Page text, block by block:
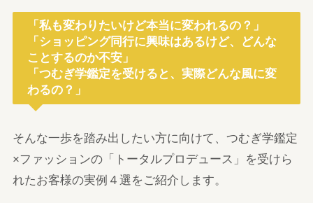
「私も変わりたいけど本当に変われるの？」
「ショッピング同行に興味はあるけど、どんな
ことするのか不安」
「つむぎ学鑑定を受けると、実際どんな風に変
わるの？」
そんな一歩を踏み出したい方に向けて、つむぎ学鑑定
×ファッションの「トータルプロデュース」を受けら
れたお客様の実例４選をご紹介します。